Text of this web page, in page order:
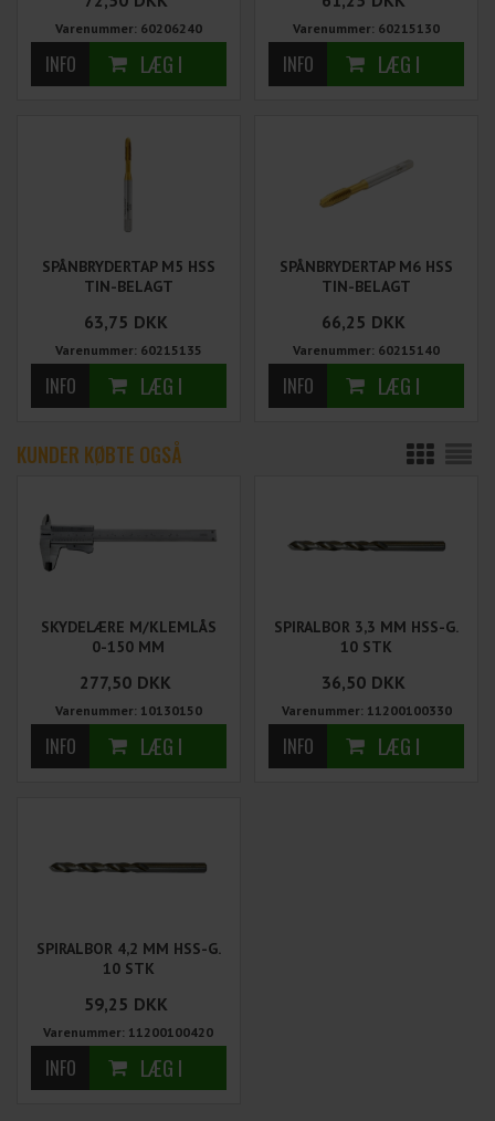
Varenummer: 60206240 Varenummer: 60215130
SPÅNBRYDERTAP M5 HSS
TIN-BELAGT
63,75 DKK
Varenummer: 60215135
SPÅNBRYDERTAP M6 HSS
TIN-BELAGT
66,25 DKK
Varenummer: 60215140
KUNDER KØBTE OGSÅ
SKYDELÆRE M/KLEMLÅS
0-150 MM
277,50 DKK
Varenummer: 10130150
SPIRALBOR 3,3 MM HSS-G.
10 STK
36,50 DKK
Varenummer: 11200100330
SPIRALBOR 4,2 MM HSS-G.
10 STK
59,25 DKK
Varenummer: 11200100420